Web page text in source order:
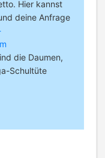
Hier kannst
deine Anfrage
die Daumen,
Schultüte